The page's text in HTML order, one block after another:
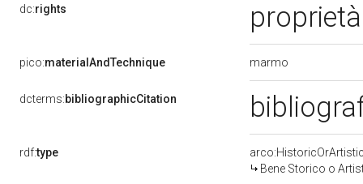
dc:rights
pico:materialAndTechnique marmo
dcterms:bibliographicCitation
rdf:type
Bene Storico o